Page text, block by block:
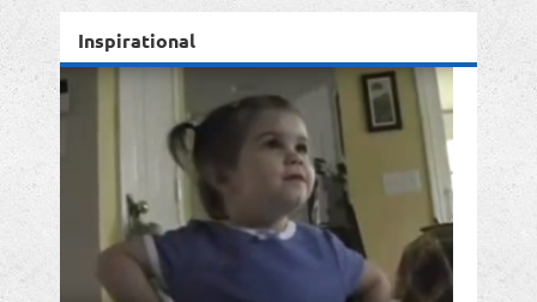
Inspirational